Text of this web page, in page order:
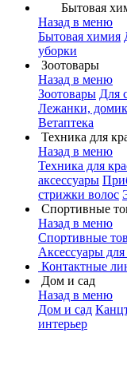
Бытовая
Назад в меню
Бытовая химия
уборки
Зоотовары
Назад в меню
Зоотовары Для
Лежанки,
Ветаптека
Техника для
Назад в меню
Техника для
аксессуары
стрижки волос
Спортивные
Назад в меню
Спортивные
Аксессуары для
Контактные
Дом и сад
Назад в меню
Дом и сад
интерьер